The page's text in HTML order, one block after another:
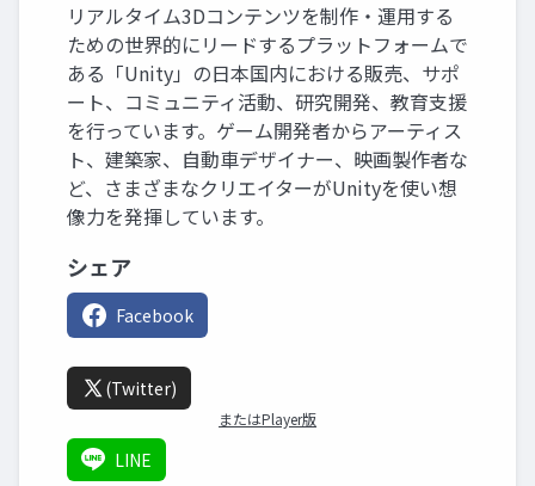
リアルタイム3Dコンテンツを制作・運用する
ための世界的にリードするプラットフォームで
ある「Unity」の日本国内における販売、サポ
ート、コミュニティ活動、研究開発、教育支援
を行っています。ゲーム開発者からアーティス
ト、建築家、自動車デザイナー、映画製作者な
ど、さまざまなクリエイターがUnityを使い想
像力を発揮しています。
シェア
Facebook
(Twitter)
またはPlayer版
LINE